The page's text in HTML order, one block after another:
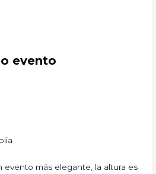
evento
evento más elegante, la altura es